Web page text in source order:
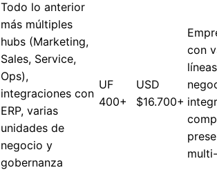
Todo lo anterior
más múltiples
hubs (Marketing,
Sales, Service,
Ops),
integraciones con
ERP, varias
unidades de
negocio y
gobernanza
UF
400+
USD
$16.700+
con